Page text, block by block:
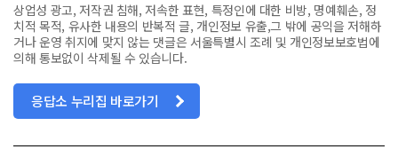
상업성 광고, 저작권 침해, 저속한 표현, 특정인에 대한 비방, 명예훼손, 정
치적 목적, 유사한 내용의 반복적 글, 개인정보 유출,그 밖에 공익을 저해하
거나 운영 취지에 맞지 않는 댓글은 서울특별시 조례 및 개인정보보호법에
의해 통보없이 삭제될 수 있습니다.
응답소 누리집 바로가기